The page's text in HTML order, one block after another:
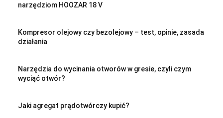
narzędziom HOOZAR 18 V
Kompresor olejowy czy bezolejowy – test, opinie, zasada
działania
Narzędzia do wycinania otworów w gresie, czyli czym
wyciąć otwór?
Jaki agregat prądotwórczy kupić?